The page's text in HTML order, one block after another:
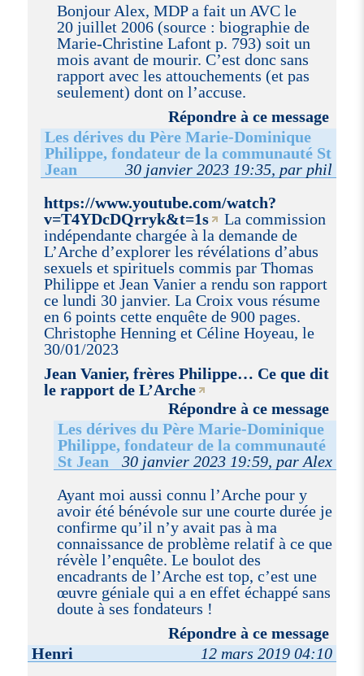
Bonjour Alex, MDP a fait un AVC le
20 juillet 2006 (source : biographie de
Marie-Christine Lafont p. 793) soit un
mois avant de mourir. C’est donc sans
rapport avec les attouchements (et pas
seulement) dont on l’accuse.
Répondre à ce message
Les dérives du Père Marie-Dominique
Philippe, fondateur de la communauté St
Jean
30 janvier 2023 19:35, par phil
https://www.youtube.com/watch?
v=T4YDcDQrryk&t=1s
La commission
indépendante chargée à la demande de
L’Arche d’explorer les révélations d’abus
sexuels et spirituels commis par Thomas
Philippe et Jean Vanier a rendu son rapport
ce lundi 30 janvier. La Croix vous résume
en 6 points cette enquête de 900 pages.
Christophe Henning et Céline Hoyeau, le
30/01/2023
Jean Vanier, frères Philippe… Ce que dit
le rapport de L’Arche
Répondre à ce message
Les dérives du Père Marie-Dominique
Philippe, fondateur de la communauté
St Jean
30 janvier 2023 19:59, par Alex
Ayant moi aussi connu l’Arche pour y
avoir été bénévole sur une courte durée je
confirme qu’il n’y avait pas à ma
connaissance de problème relatif à ce que
révèle l’enquête. Le boulot des
encadrants de l’Arche est top, c’est une
œuvre géniale qui a en effet échappé sans
doute à ses fondateurs !
Répondre à ce message
Henri
12 mars 2019 04:10